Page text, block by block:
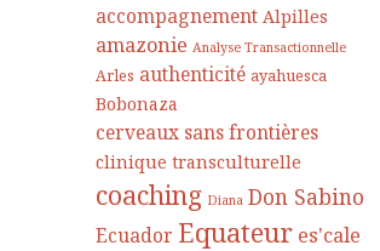
c
h
e
r
:
accompagnement Alpilles
amazonie Analyse Transactionnelle
Arles authenticité ayahuesca
Bobonaza
cerveaux sans frontières
clinique transculturelle
coaching Diana Don Sabino
Ecuador Equateur es'cale